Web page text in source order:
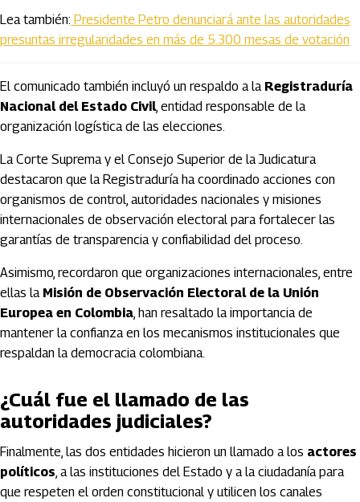
Lea también: Presidente Petro denunciará ante las autoridades
presuntas irregularidades en más de 5.300 mesas de votación
El comunicado también incluyó un respaldo a la Registraduría
Nacional del Estado Civil, entidad responsable de la
organización logística de las elecciones.
La Corte Suprema y el Consejo Superior de la Judicatura
destacaron que la Registraduría ha coordinado acciones con
organismos de control, autoridades nacionales y misiones
internacionales de observación electoral para fortalecer las
garantías de transparencia y confiabilidad del proceso.
Asimismo, recordaron que organizaciones internacionales, entre
ellas la Misión de Observación Electoral de la Unión
Europea en Colombia, han resaltado la importancia de
mantener la confianza en los mecanismos institucionales que
respaldan la democracia colombiana.
¿Cuál fue el llamado de las
autoridades judiciales?
Finalmente, las dos entidades hicieron un llamado a los actores
políticos, a las instituciones del Estado y a la ciudadanía para
que respeten el orden constitucional y utilicen los canales